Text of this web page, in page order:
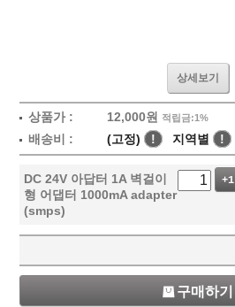
상세보기
상품가 : 12,000원 적립금:1%
배송비 : (고정) ! 지역별 !
DC 24V 아답터 1A 벽걸이
형 어댑터 1000mA adapter
(smps)
+1
구매하기